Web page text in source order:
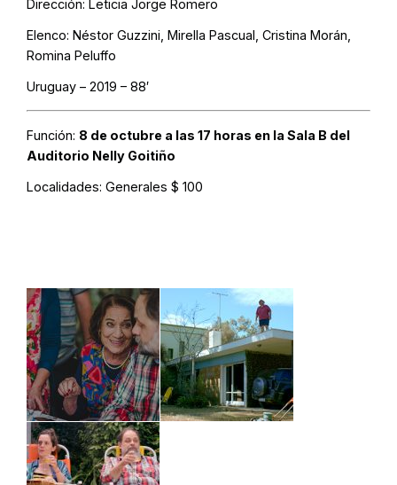
Dirección: Leticia Jorge Romero
Elenco: Néstor Guzzini, Mirella Pascual, Cristina Morán,
Romina Peluffo
Uruguay – 2019 – 88′
Función: 8 de octubre a las 17 horas en la Sala B del
Auditorio Nelly Goitiño
Localidades: Generales $ 100